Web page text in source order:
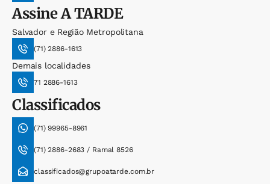
AssineA TARDE
Salvador e Região Metropolitana
(71) 2886-1613
Demais localidades
71 2886-1613
Classificados
(71) 99965-8961
(71) 2886-2683 / Ramal 8526
classificados@grupoatarde.com.br